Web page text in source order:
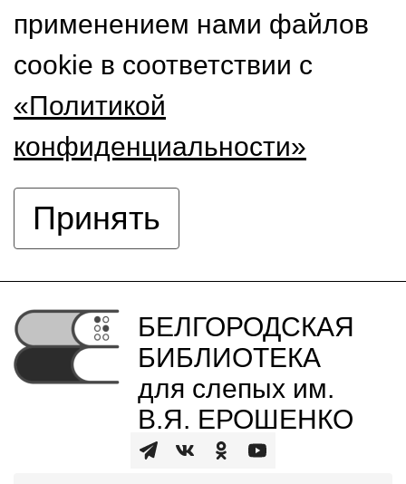
применением нами файлов
cookie в соответствии с
«Политикой
конфиденциальности»
Принять
БЕЛГОРОДСКАЯ
БИБЛИОТЕКА
для слепых им.
В.Я. ЕРОШЕНКО